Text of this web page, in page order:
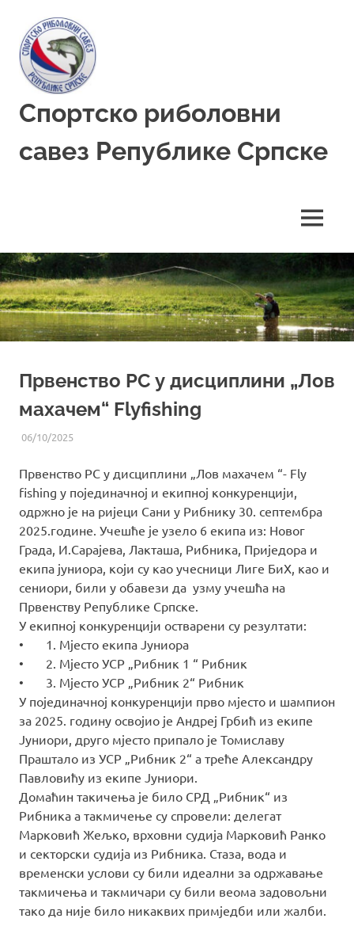
content
Спортско риболовни
савез Републике Српске
MENU
Првенство РС у дисциплини „Лов
махачем“ Flyfishing
06/10/2025UREDNIK
ВИЈЕСТИ ИЗ СРС РС
Првенство РС у дисциплини „Лов махачем “- Fly
fishing у појединачној и екипној конкуренцији,
одржно је на ријеци Сани у Рибнику 30. септембра
2025.године. Учешће је узело 6 екипа из: Новог
Града, И.Сарајева, Лакташа, Рибника, Приједора и
екипа јуниора, који су као учесници Лиге БиХ, као и
сениори, били у обавези да узму учешћа на
Првенству Републике Српске.
У екипној конкуренцији остварени су резултати:
• 1. Мјесто екипа Јуниора
• 2. Мјесто УСР „Рибник 1 “ Рибник
• 3. Мјесто УСР „Рибник 2“ Рибник
У појединачној конкуренцији прво мјесто и шампион
за 2025. годину освојио је Андреј Грбић из екипе
Јуниори, друго мјесто припало је Томиславу
Праштало из УСР „Рибник 2“ а треће Александру
Павловићу из екипе Јуниори.
Домаћин такичења је било СРД „Рибник“ из
Рибника а такмичење су спровели: делегат
Марковић Жељко, врховни судија Марковић Ранко
и секторски судија из Рибника. Стаза, вода и
временски услови су били идеални за одржавање
такмичења и такмичари су били веома задовољни
тако да није било никаквих примједби или жалби.